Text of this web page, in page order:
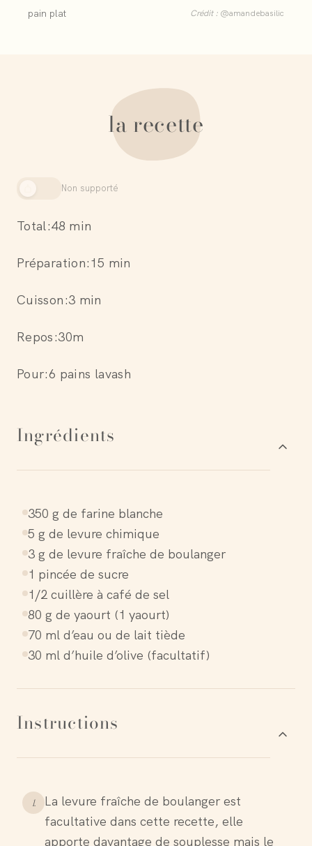
pain plat Crédit : @amandebasilic
la recette
Non supporté
Total:48 min
Préparation:15 min
Cuisson:3 min
Repos:30m
Pour:6 pains lavash
Ingrédients
350 g de farine blanche
5 g de levure chimique
3 g de levure fraîche de boulanger
1 pincée de sucre
1/2 cuillère à café de sel
80 g de yaourt (1 yaourt)
70 ml d’eau ou de lait tiède
30 ml d’huile d’olive (facultatif)
Instructions
1.
La levure fraîche de boulanger est
facultative dans cette recette, elle
apporte davantage de souplesse mais le